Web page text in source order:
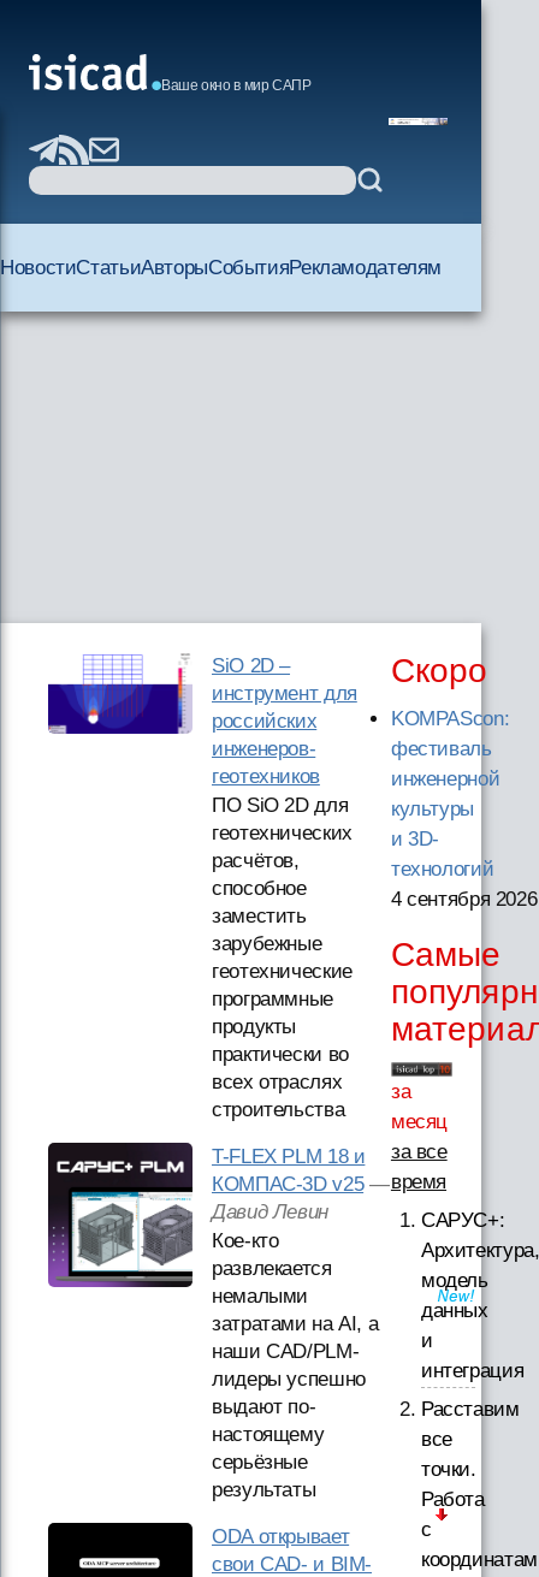
Ваше окно в мир САПР
НовостиСтатьиАвторыСобытияРекламодателям
SiO 2D –
инструмент для
российских
инженеров-
геотехников
ПО SiO 2D для
геотехнических
расчётов,
способное
заместить
зарубежные
геотехнические
программные
продукты
практически во
всех отраслях
строительства
T-FLEX PLM 18 и
КОМПАС-3D v25—
Давид Левин
Кое-кто
развлекается
немалыми
затратами на AI, а
наши CAD/PLM-
лидеры успешно
выдают по-
настоящему
серьёзные
результаты
ODA открывает
свои CAD- и BIM-
Скоро
KOMPAScon:
фестиваль
инженерной
культуры
и 3D-
технологий
4 сентября 2026
Самые
за
месяц
за все
время
САРУС+:
Архитектура,
модель
данных
и
интеграция
Расставим
все
точки.
Работа
с